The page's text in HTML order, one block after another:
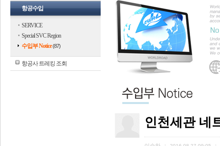
항공수입
SERVICE
Special SVC Region
수입부 Notice(87)
항공사 트레킹 조회
인천세관 네